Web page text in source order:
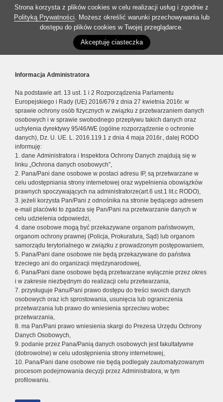
Strona korzysta z plików cookies w celu realizacji usług i zgodnie z
Polityką Prywatności. Możesz określić warunki przechowywania lub
dostępu do plików cookies w Twojej przeglądarce.
Akceptuję ciasteczka
Informacja Administratora
Na podstawie art. 13 ust. 1 i 2 Rozporządzenia Parlamentu
Europejskiego i Rady (UE) 2016/679 z dnia 27 kwietnia 2016r. w
sprawie ochrony osób fizycznych w związku z przetwarzaniem danych
osobowych i w sprawie swobodnego przepływu takich danych oraz
uchylenia dyrektywy 95/46/WE (ogólne rozporządzenie o ochronie
danych), Dz. U. UE. L. 2016.119.1 z dnia 4 maja 2016r., dalej RODO
informuję:
1. dane Administratora i Inspektora Ochrony Danych znajdują się w
linku „Ochrona danych osobowych”,
2. Pana/Pani dane osobowe w postaci adresu IP, są przetwarzane w
celu udostępniania strony internetowej oraz wypełnienia obowiązków
prawnych spoczywających na administratorze(art.6 ust.1 lit.c RODO),
3. jeżeli korzysta Pan/Pani z odnośnika na stronie będącego adresem
e-mail placówki to zgadza się Pan/Pani na przetwarzanie danych w
celu udzielenia odpowiedzi,
4. dane osobowe mogą być przekazywane organom państwowym,
organom ochrony prawnej (Policja, Prokuratura, Sąd) lub organom
samorządu terytorialnego w związku z prowadzonym postępowaniem,
5. Pana/Pani dane osobowe nie będą przekazywane do państwa
trzeciego ani do organizacji międzynarodowej,
6. Pana/Pani dane osobowe będą przetwarzane wyłącznie przez okres
i w zakresie niezbędnym do realizacji celu przetwarzania,
7. przysługuje Panu/Pani prawo dostępu do treści swoich danych
osobowych oraz ich sprostowania, usunięcia lub ograniczenia
przetwarzania lub prawo do wniesienia sprzeciwu wobec
przetwarzania,
8. ma Pan/Pani prawo wniesienia skargi do Prezesa Urzędu Ochrony
Danych Osobowych,
9. podanie przez Pana/Panią danych osobowych jest fakultatywne
(dobrowolne) w celu udostępnienia strony internetowej,
10. Pana/Pani dane osobowe nie będą podlegały zautomatyzowanym
procesom podejmowania decyzji przez Administratora, w tym
profilowaniu.